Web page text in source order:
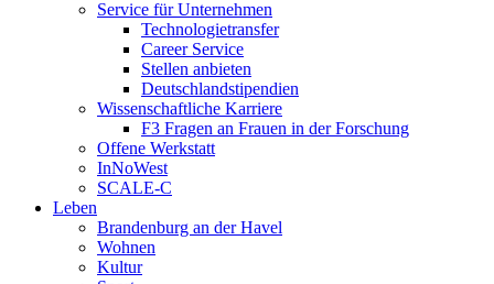
Service für Unternehmen
Technologietransfer
Career Service
Stellen anbieten
Deutschlandstipendien
Wissenschaftliche Karriere
F3 Fragen an Frauen in der Forschung
Offene Werkstatt
InNoWest
SCALE-C
Leben
Brandenburg an der Havel
Wohnen
Kultur